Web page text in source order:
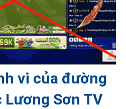
vi của đường
Lương Sơn TV